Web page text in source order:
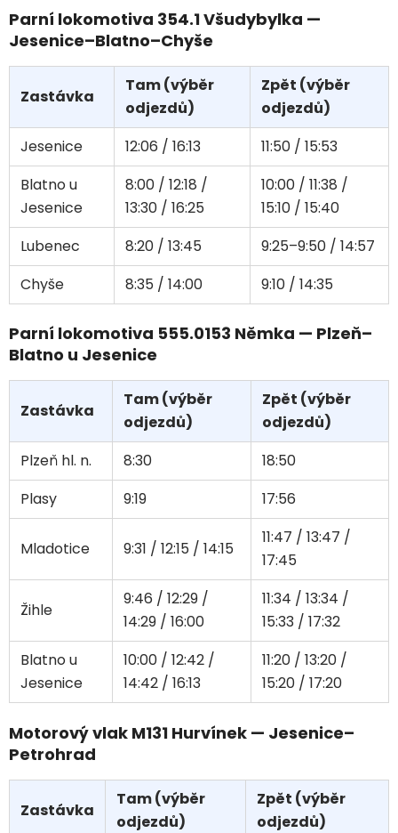
Parní lokomotiva 354.1 Všudybylka —
Jesenice–Blatno–Chyše
Zastávka
Tam (výběr
odjezdů)
Zpět (výběr
odjezdů)
Jesenice
12:06 / 16:13
11:50 / 15:53
Blatno u
Jesenice
8:00 / 12:18 /
13:30 / 16:25
10:00 / 11:38 /
15:10 / 15:40
Lubenec
8:20 / 13:45
9:25–9:50 / 14:57
Chyše
8:35 / 14:00 9:10 / 14:35
Parní lokomotiva 555.0153 Němka — Plzeň–
Blatno u Jesenice
Zastávka
Tam (výběr
odjezdů)
Zpět (výběr
odjezdů)
Plzeň hl. n.
8:30
18:50
Plasy
9:19 17:56
Mladotice 9:31 / 12:15 / 14:15
11:47 / 13:47 /
17:45
Žihle
9:46 / 12:29 /
14:29 / 16:00
11:34 / 13:34 /
15:33 / 17:32
Blatno u
Jesenice
10:00 / 12:42 /
14:42 / 16:13
11:20 / 13:20 /
15:20 / 17:20
Motorový vlak M131 Hurvínek — Jesenice–
Petrohrad
Zastávka
Tam (výběr
odjezdů)
Zpět (výběr
odjezdů)